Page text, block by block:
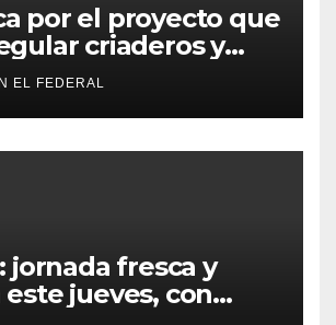
por el proyecto que
criaderos y
perros y gatos:
excesos, mientras
reclaman
más duros
EL FEDERAL
jornada fresca y
jueves, con